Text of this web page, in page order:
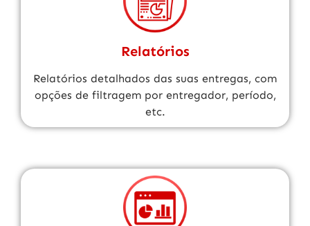
Relatórios
Relatórios detalhados das suas entregas, com
opções de filtragem por entregador, período,
etc.